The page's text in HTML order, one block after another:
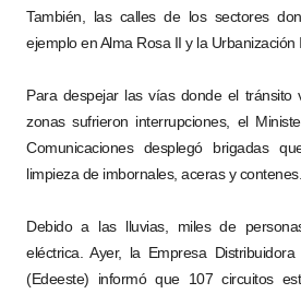
También, las calles de los sectores
ejemplo en Alma Rosa II y la Urbanización
Para despejar las vías donde el tránsito
zonas sufrieron interrupciones, el
Comunicaciones desplegó brigadas
limpieza de imbornales, aceras y contenes.
Debido a las lluvias, miles de
eléctrica. Ayer, la Empresa
(Edeeste) informó que 107 circuitos